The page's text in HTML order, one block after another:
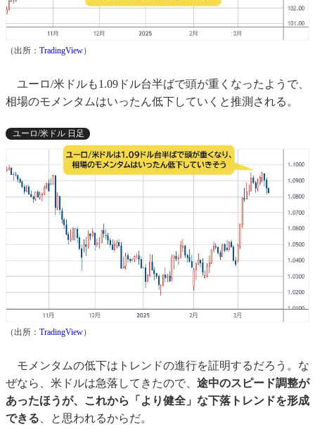
（出所： TradingView）
ユーロ/米ドルも1.09ドル台半ばで頭が重くなったようで、
相場のモメンタムはいったん低下していくと推測される。
ユーロ/米ドル 日足
（出所： TradingView）
モメンタムの低下はトレンドの進行を証明するだろう。な
ぜなら、米ドルは急落してきたので、 途中のスピード調整が
あったほうが、これから「より健全」な下落トレンドを形成
できる 、と思われるからだ。